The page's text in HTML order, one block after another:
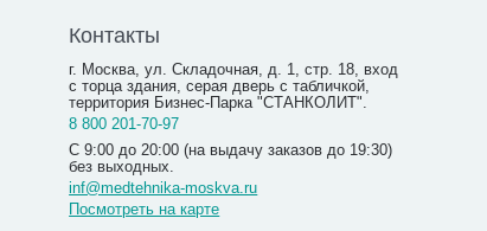
Контакты
г. Москва, ул. Складочная, д. 1, стр. 18, вход
с торца здания, серая дверь с табличкой,
территория Бизнес-Парка "СТАНКОЛИТ".
8 800 201-70-97
С 9:00 до 20:00 (на выдачу заказов до 19:30)
без выходных.
inf@medtehnika-moskva.ru
Посмотреть на карте